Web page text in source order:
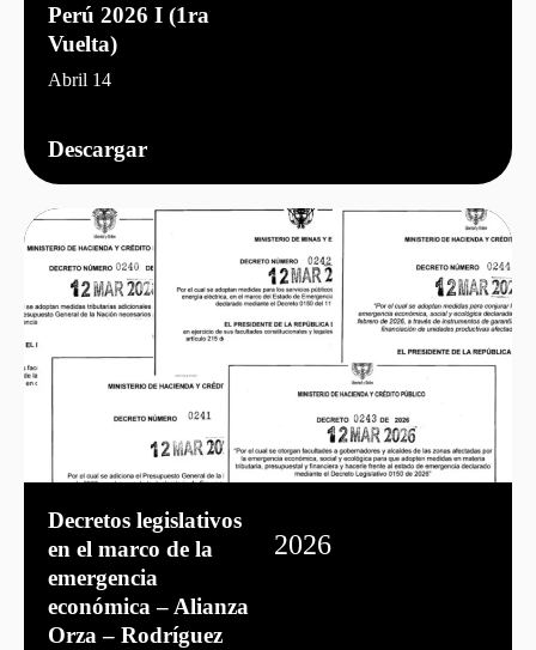
Perú 2026 I (1ra
Vuelta)
Abril 14
Descargar
Decretos legislativos
en el marco de la
emergencia
económica – Alianza
Orza – Rodríguez
2026